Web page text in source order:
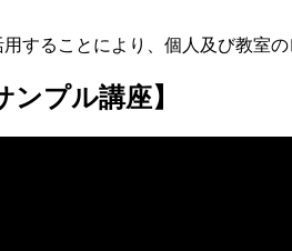
することにより、個人及び教室の
プル講座】